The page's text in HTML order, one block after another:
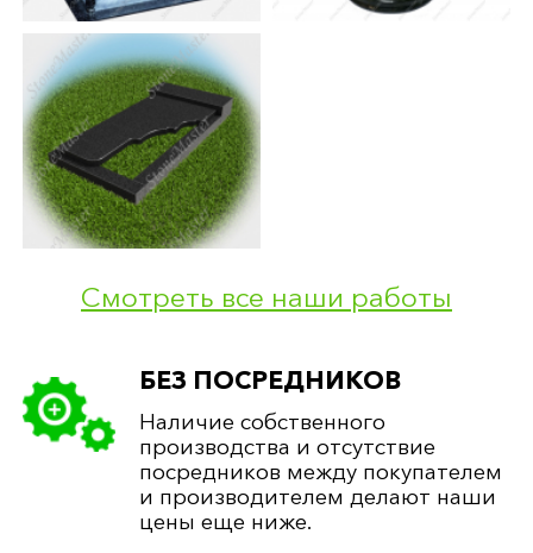
ПРОИЗВОДСТВО
СТРАХОВАНИЕ
КОНТАКТЫ
ЗАКАЗАТЬ ЗВОНОК
Смотреть все наши работы
БЕЗ ПОСРЕДНИКОВ
Наличие собственного
производства и отсутствие
посредников между покупателем
и производителем делают наши
цены еще ниже.